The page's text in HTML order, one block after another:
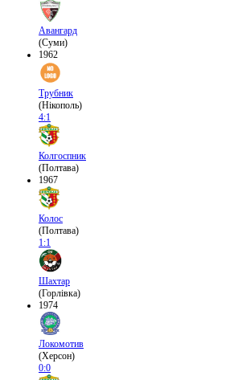
Авангард
(Суми)
1962
Трубник
(Нікополь)
4:1
Колгоспник
(Полтава)
1967
Колос
(Полтава)
1:1
Шахтар
(Горлівка)
1974
Локомотив
(Херсон)
0:0